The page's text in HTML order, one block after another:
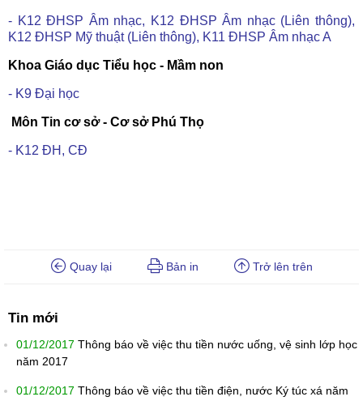
- K12 ĐHSP Âm nhạc, K12 ĐHSP Âm nhạc (Liên thông),
K12 ĐHSP Mỹ thuật (Liên thông), K11 ĐHSP Âm nhạc A
Khoa Giáo dục Tiểu học - Mầm non
- K9 Đại học
Môn Tin cơ sở - Cơ sở Phú Thọ
- K12 ĐH, CĐ
Quay lại Bản in Trở lên trên
Tin mới
01/12/2017 Thông báo về việc thu tiền nước uống, vệ sinh lớp học
năm 2017
01/12/2017 Thông báo về việc thu tiền điện, nước Ký túc xá năm